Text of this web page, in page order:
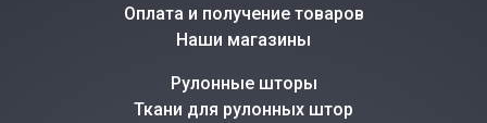
Оплата и получение товаров
Наши магазины
Рулонные шторы
Ткани для рулонных штор